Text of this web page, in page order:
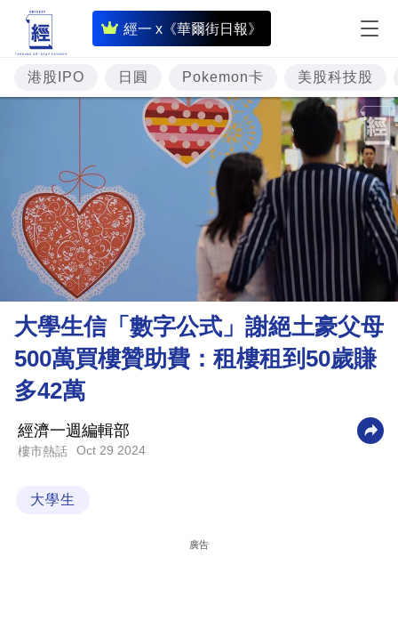
經一 x《華爾街日報》
即
時
財
經
投
資
樓
市
理
財
商
科
技
港股IPO 日圓 Pokemon卡 美股科技股
大學生信「數字公式」謝絕土豪父母
500萬買樓贊助費：租樓租到50歲賺
多42萬
經濟一週編輯部
樓市熱話 Oct 29 2024
大學生
廣告